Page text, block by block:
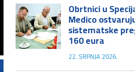
Obrtnici u
Medico
sistematske
160 eura
22. SRPNJA 2026.